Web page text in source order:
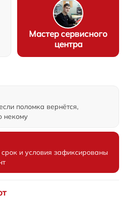
Мастер сервисного
центра
поломка вернётся,
некому
и условия зафиксированы